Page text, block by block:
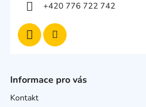
+420 776 722 742
Informace pro vás
Kontakt